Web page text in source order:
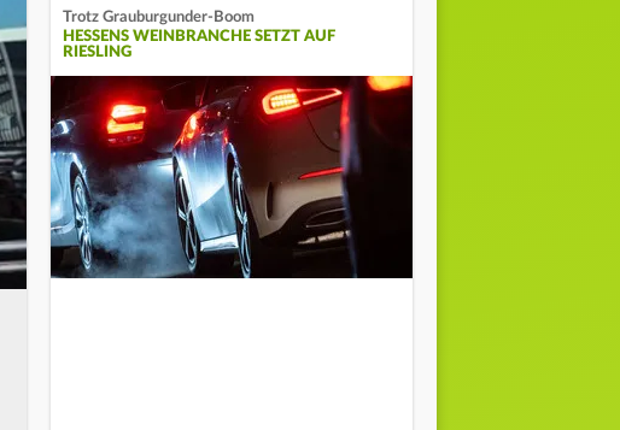
Trotz Grauburgunder-Boom
HESSENS WEINBRANCHE SETZT AUF
RIESLING